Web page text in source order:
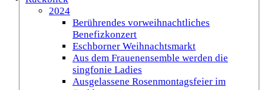
2024
Berührendes vorweihnachtliches
Benefizkonzert
Eschborner Weihnachtsmarkt
Aus dem Frauenensemble werden die
singfonie Ladies
Ausgelassene Rosenmontagsfeier im